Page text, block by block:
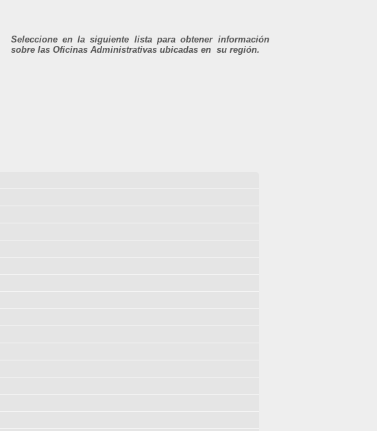
Seleccione en la siguiente lista para obtener información
sobre las Oficinas Administrativas ubicadas en su región.